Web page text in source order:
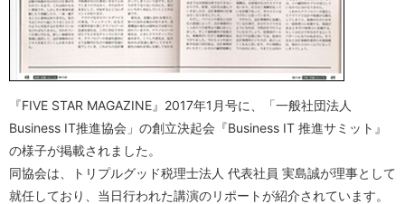
『FIVE STAR MAGAZINE』2017年1月号に、「一般社団法人
Business IT推進協会」の創立決起会『Business IT 推進サミット』
の様子が掲載されました。
同協会は、トリプルグッド税理士法人 代表社員 実島誠が理事として
就任しており、当日行われた講演のリポートが紹介されています。